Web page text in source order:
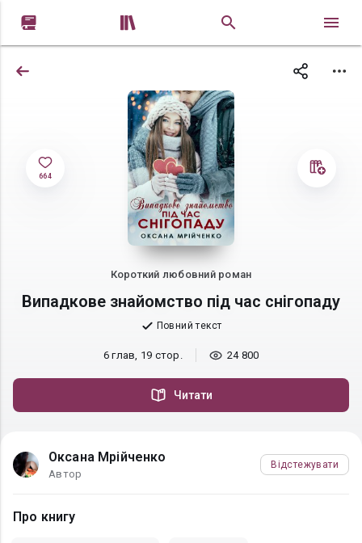
 
664
Короткий любовний роман
Випадкове знайомство під час снігопаду
Повний текст
6 глав, 19 стор. 24 800
Читати
Оксана Мрійченко
Автор
Відстежувати
Про книгу